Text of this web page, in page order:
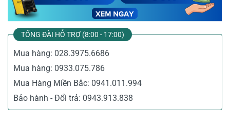
TỔNG ĐÀI HỖ TRỢ (8:00 - 17:00)
Mua hàng: 028.3975.6686
Mua hàng: 0933.075.786
Mua Hàng Miền Bắc: 0941.011.994
Bảo hành - Đổi trả: 0943.913.838